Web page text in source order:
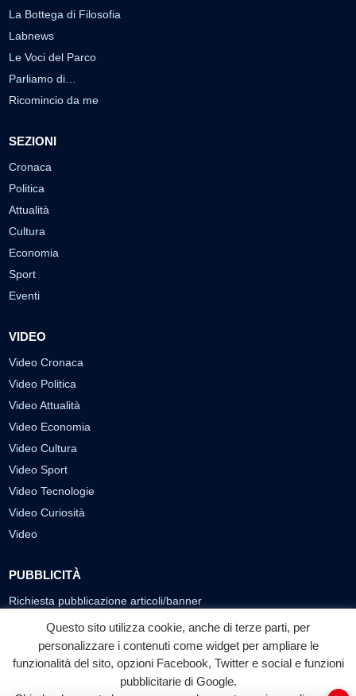
La Bottega di Filosofia
Labnews
Le Voci del Parco
Parliamo di…
Ricomincio da me
SEZIONI
Cronaca
Politica
Attualità
Cultura
Economia
Sport
Eventi
VIDEO
Video Cronaca
Video Politica
Video Attualità
Video Economia
Video Cultura
Video Sport
Video Tecnologie
Video Curiosità
Video
PUBBLICITÀ
Richiesta pubblicazione articoli/banner
SEGUICI SUI SOCIAL
f
Facebook
◎ ▶
YouTube
Questo sito utilizza cookie, anche di terze parti, per
personalizzare i contenuti come widget per ampliare le
funzionalità del sito, opzioni Facebook, Twitter e social e funzioni
pubblicitarie di Google.